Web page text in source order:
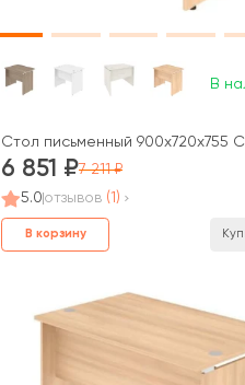
В
Стол письменный 900x720x755
6 851
7 211
5.0отзывов (1)
В корзину